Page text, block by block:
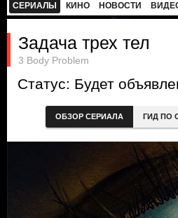
СЕРИАЛЫ КИНО НОВОСТИ
Задача трех тел
3 Body Problem
Статус: Будет
ОБЗОР СЕРИАЛА ГИД ПО